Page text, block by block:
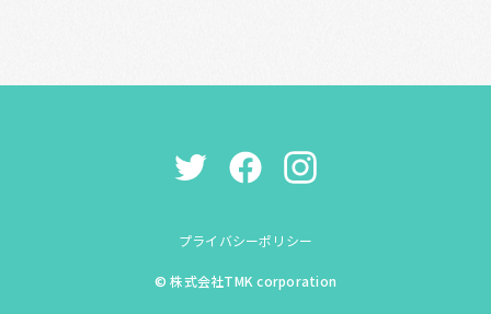
プライバシーポリシー
© 株式会社TMK corporation